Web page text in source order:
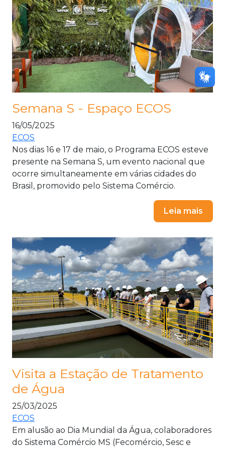
Semana S - Espaço ECOS
16/05/2025
ECOS
Nos dias 16 e 17 de maio, o Programa ECOS esteve
presente na Semana S, um evento nacional que
ocorre simultaneamente em várias cidades do
Brasil, promovido pelo Sistema Comércio.
Leia mais
Visita a Estação de Tratamento
de Água
25/03/2025
ECOS
Em alusão ao Dia Mundial da Água, colaboradores
do Sistema Comércio MS (Fecomércio, Sesc e